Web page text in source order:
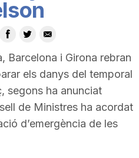
Barcelona i Girona rebran
els danys del temporal
segons ha anunciat
de Ministres ha acordat
d’emergència de les